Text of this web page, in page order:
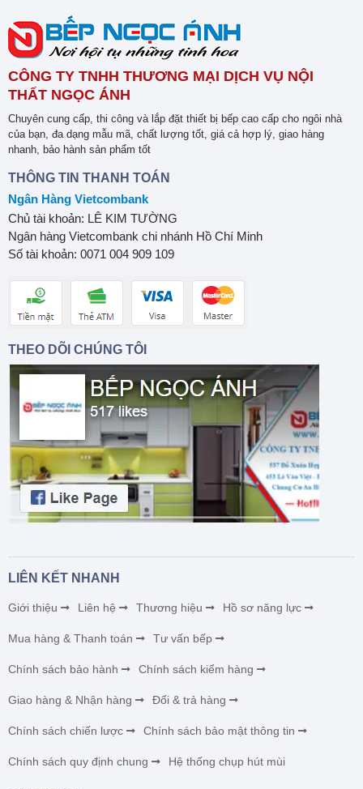
CÔNG TY TNHH THƯƠNG MẠI DỊCH VỤ NỘI
THẤT NGỌC ÁNH
Chuyên cung cấp, thi công và lắp đặt thiết bị bếp cao cấp cho ngôi nhà
của bạn, đa dạng mẫu mã, chất lượng tốt, giá cả hợp lý, giao hàng
nhanh, bảo hành sản phẩm tốt
THÔNG TIN THANH TOÁN
Ngân Hàng Vietcombank
Chủ tài khoản: LÊ KIM TƯỜNG
Ngân hàng Vietcombank chi nhánh Hồ Chí Minh
Số tài khoản: 0071 004 909 109
THEO DÕI CHÚNG TÔI
LIÊN KẾT NHANH
Giới thiệu Liên hệ Thương hiệu Hồ sơ năng lực
Mua hàng & Thanh toán Tư vấn bếp
Chính sách bảo hành Chính sách kiểm hàng
Giao hàng & Nhận hàng Đổi & trả hàng
Chính sách chiến lược Chính sách bảo mật thông tin
Chính sách quy định chung Hệ thống chụp hút mùi